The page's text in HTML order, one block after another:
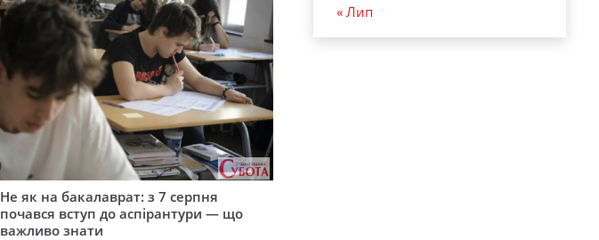
Не як на бакалаврат: з 7 серпня
почався вступ до аспірантури — що
важливо знати
« Лип